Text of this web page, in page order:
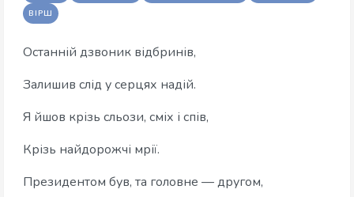
ВІРШ
Останній дзвоник відбринів,
Залишив слід у серцях надій.
Я йшов крізь сльози, сміх і спів,
Крізь найдорожчі мрії.
Президентом був, та головне — другом,